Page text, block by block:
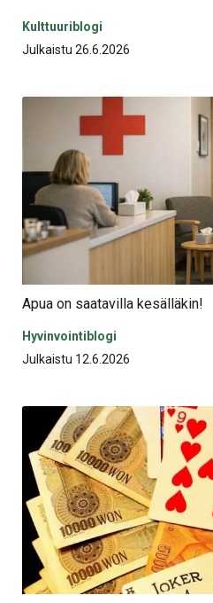
Kulttuuriblogi
Julkaistu 26.6.2026
Apua on saatavilla kesälläkin!
Hyvinvointiblogi
Julkaistu 12.6.2026